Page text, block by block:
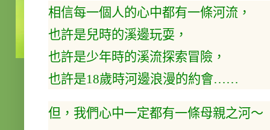
相信每一個人的心中都有一條河流，
也許是兒時的溪邊玩耍，
也許是少年時的溪流探索冒險，
也許是18歲時河邊浪漫的約會……
但，我們心中一定都有一條母親之河～